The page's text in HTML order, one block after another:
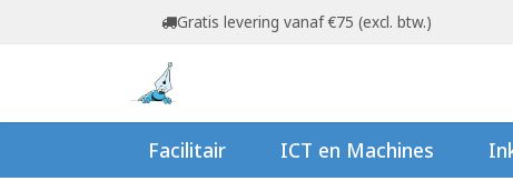
Overslaan naar inhoudGratis levering vanaf €75 (excl. btw.)
Facilitair ICT en Machines